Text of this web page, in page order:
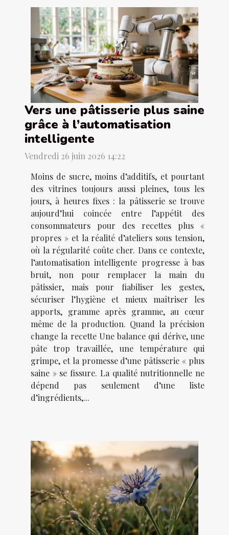
Vers une pâtisserie plus saine
grâce à l’automatisation
intelligente
Vendredi 26 juin 2026 14:22
Moins de sucre, moins d’additifs, et pourtant
des vitrines toujours aussi pleines, tous les
jours, à heures fixes : la pâtisserie se trouve
aujourd’hui coincée entre l’appétit des
consommateurs pour des recettes plus «
propres » et la réalité d’ateliers sous tension,
où la régularité coûte cher. Dans ce contexte,
l’automatisation intelligente progresse à bas
bruit, non pour remplacer la main du
pâtissier, mais pour fiabiliser les gestes,
sécuriser l’hygiène et mieux maîtriser les
apports, gramme après gramme, au cœur
même de la production. Quand la précision
change la recette Une balance qui dérive, une
pâte trop travaillée, une température qui
grimpe, et la promesse d’une pâtisserie « plus
saine » se fissure. La qualité nutritionnelle ne
dépend pas seulement d’une liste
d’ingrédients,...